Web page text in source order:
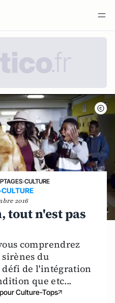
›CULTURE
2016
tout n'est pas
comprendrez
du
de l'intégration
que etc...
Culture-Tops